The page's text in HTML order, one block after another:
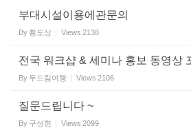
부대시설이용에관문의
By 황도상 Views 2138
전국 워크샵 & 세미나 홍보 동영상
By 두드림여행 Views 2106
질문드립니다 ~
By 구성현 Views 2099